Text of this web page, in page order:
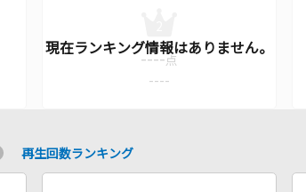
---- 点
----
再生回数ランキング